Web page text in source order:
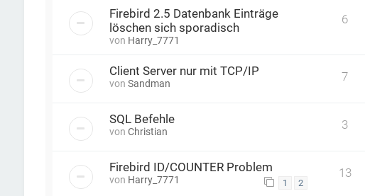
Firebird 2.5 Datenbank Einträge
löschen sich sporadisch
von Harry_7771
6
Client Server nur mit TCP/IP
von Sandman 7
SQL Befehle
von Christian 3
Firebird ID/COUNTER Problem
von Harry_7771 1 2
13